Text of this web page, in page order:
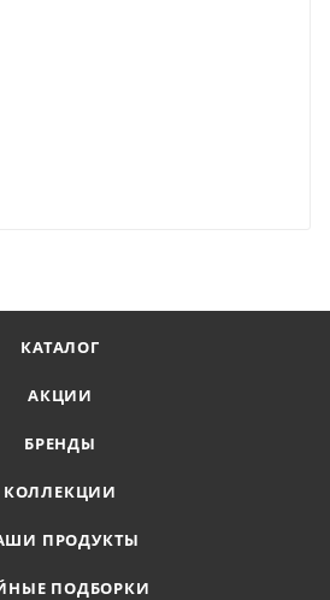
КАТАЛОГ
АКЦИИ
БРЕНДЫ
КОЛЛЕКЦИИ
ПРОДУКТЫ
ПОДБОРКИ